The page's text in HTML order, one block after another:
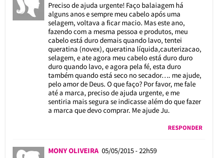
Preciso de ajuda urgente! Faço balaiagem há
alguns anos e sempre meu cabelo após uma
selagem, voltava a ficar macio. Mas este ano,
fazendo com a mesma pessoa e produtos, meu
cabelo está duro demais quando lavo, tentei
queratina (novex), queratina líquida,cauterizacao,
selagem, e ate agora meu cabelo está duro duro
duro quando lavo, e agora pela fé, esta duro
também quando está seco no secador…. me ajude,
pelo amor de Deus. O que faço? Por favor, me fale
até a marca, preciso de ajuda urgente, e me
sentiria mais segura se indicasse além do que fazer
a marca que devo comprar. Me ajude Ju.
RESPONDER
MONY OLIVEIRA 05/05/2015 - 22h59